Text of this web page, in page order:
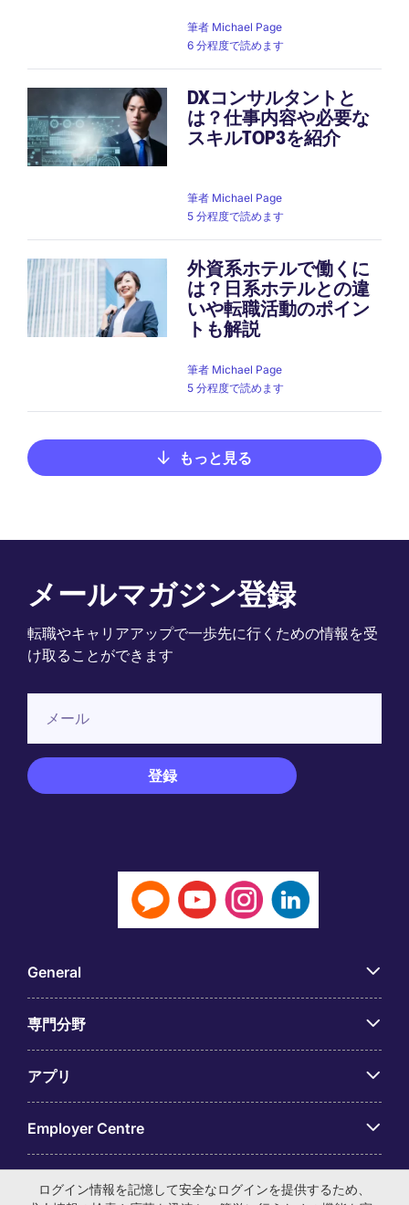
筆者 Michael Page
6 分程度で読めます
DXコンサルタントと
は？仕事内容や必要な
スキルTOP3を紹介
筆者 Michael Page
5 分程度で読めます
外資系ホテルで働くに
は？日系ホテルとの違
いや転職活動のポイン
トも解説
筆者 Michael Page
5 分程度で読めます
もっと見る
メールマガジン登録
転職やキャリアアップで一歩先に行くための情報を受
け取ることができます
General
専門分野
アプリ
Employer Centre
ログイン情報を記憶して安全なログインを提供するため、